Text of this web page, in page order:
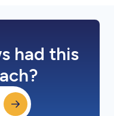
扩张，开发商越来...
had this